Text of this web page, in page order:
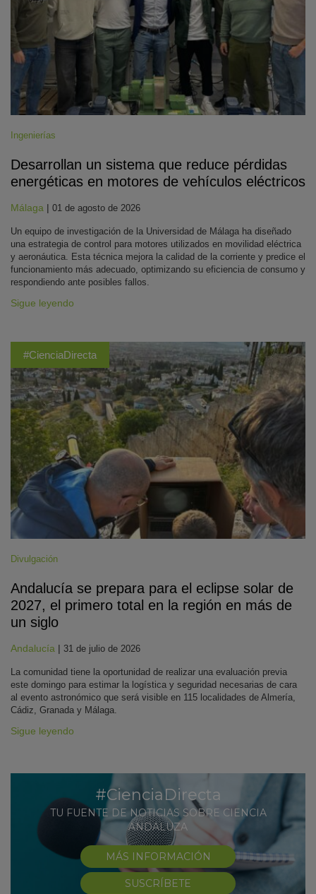
Ingenierías
Desarrollan un sistema que reduce pérdidas
energéticas en motores de vehículos eléctricos
Málaga | 01 de agosto de 2026
Un equipo de investigación de la Universidad de Málaga ha diseñado
una estrategia de control para motores utilizados en movilidad eléctrica
y aeronáutica. Esta técnica mejora la calidad de la corriente y predice el
funcionamiento más adecuado, optimizando su eficiencia de consumo y
respondiendo ante posibles fallos.
Sigue leyendo
#CienciaDirecta
Divulgación
Andalucía se prepara para el eclipse solar de
2027, el primero total en la región en más de
un siglo
Andalucía | 31 de julio de 2026
La comunidad tiene la oportunidad de realizar una evaluación previa
este domingo para estimar la logística y seguridad necesarias de cara
al evento astronómico que será visible en 115 localidades de Almería,
Cádiz, Granada y Málaga.
Sigue leyendo
#CienciaDirecta
TU FUENTE DE NOTICIAS SOBRE CIENCIA
ANDALUZA
MÁS INFORMACIÓN
SUSCRÍBETE